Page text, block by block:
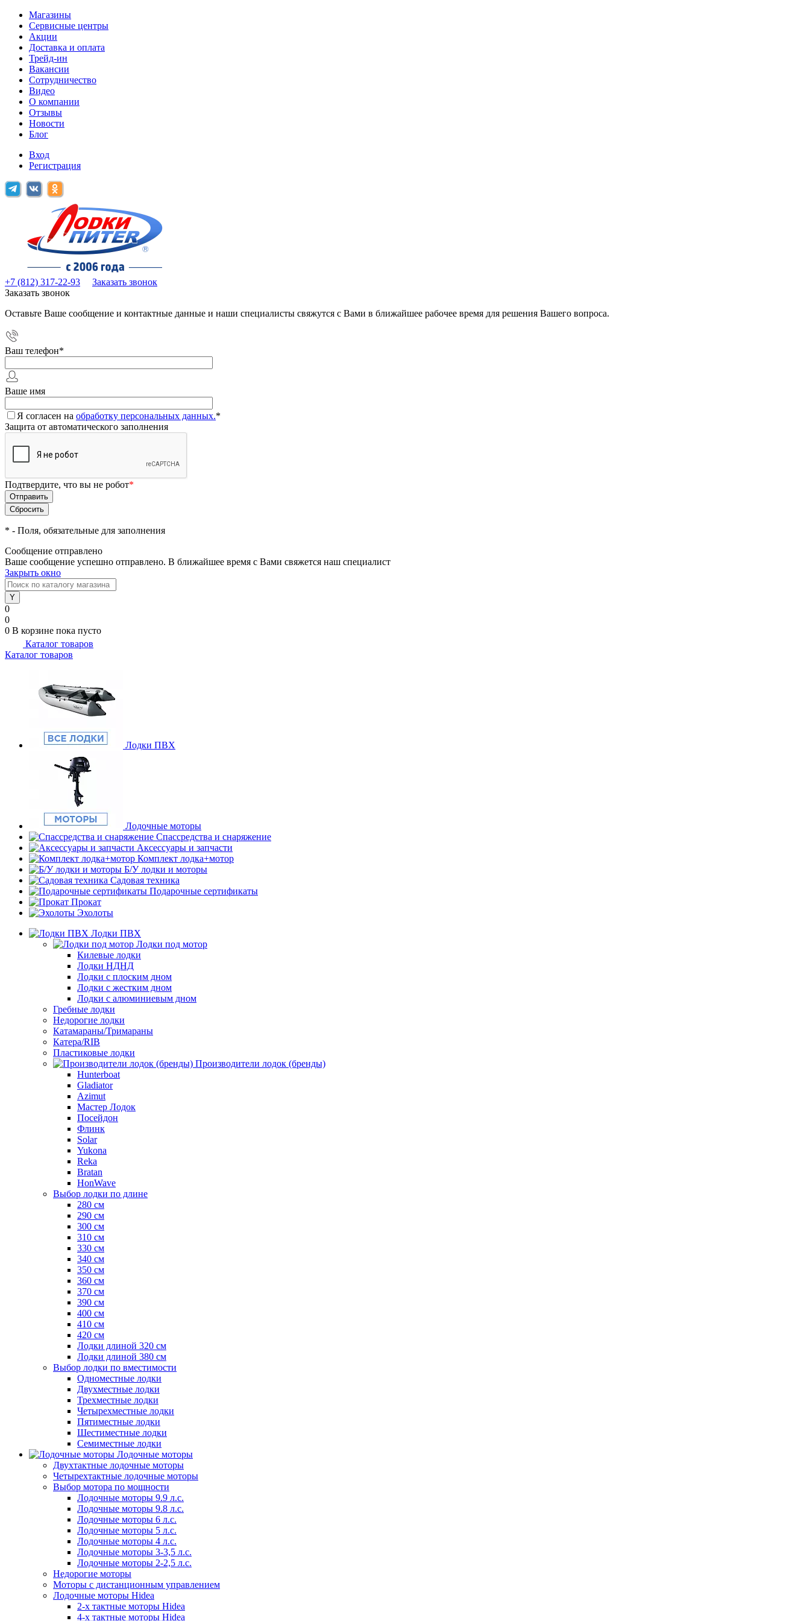
Магазины
Сервисные центры
Акции
Доставка и оплата
Трейд-ин
Вакансии
Сотрудничество
Видео
О компании
Отзывы
Новости
Блог
Вход
Регистрация
+7 (812) 317-22-93
Заказать звонок
Заказать звонок
Оставьте Ваше сообщение и контактные данные и наши специалисты свяжутся с Вами в ближайшее рабочее время для решения Вашего вопроса.
Ваш телефон*
Ваше имя
Я согласен на обработку персональных данных.*
Защита от автоматического заполнения
Подтвердите, что вы не робот*
* - Поля, обязательные для заполнения
Сообщение отправлено
Ваше сообщение успешно отправлено. В ближайшее время с Вами свяжется наш специалист
Закрыть окно
0
0
0 В корзине пока пусто
Каталог товаров
Каталог товаров
Лодки ПВХ
Лодочные моторы
Спассредства и снаряжение
Аксессуары и запчасти
Комплект лодка+мотор
Б/У лодки и моторы
Садовая техника
Подарочные сертификаты
Прокат
Эхолоты
Лодки ПВХ
Лодки под мотор
Килевые лодки
Лодки НДНД
Лодки с плоским дном
Лодки с жестким дном
Лодки с алюминиевым дном
Гребные лодки
Недорогие лодки
Катамараны/Тримараны
Катера/RIB
Пластиковые лодки
Производители лодок (бренды)
Hunterboat
Gladiator
Azimut
Мастер Лодок
Посейдон
Флинк
Solar
Yukona
Reka
Bratan
HonWave
Выбор лодки по длине
280 см
290 см
300 см
310 см
330 см
340 см
350 см
360 см
370 см
390 см
400 см
410 см
420 см
Лодки длиной 320 см
Лодки длиной 380 см
Выбор лодки по вместимости
Одноместные лодки
Двухместные лодки
Трехместные лодки
Четырехместные лодки
Пятиместные лодки
Шестиместные лодки
Семиместные лодки
Лодочные моторы
Двухтактные лодочные моторы
Четырехтактные лодочные моторы
Выбор мотора по мощности
Лодочные моторы 9.9 л.с.
Лодочные моторы 9.8 л.с.
Лодочные моторы 6 л.с.
Лодочные моторы 5 л.с.
Лодочные моторы 4 л.с.
Лодочные моторы 3-3,5 л.с.
Лодочные моторы 2-2,5 л.с.
Недорогие моторы
Моторы с дистанционным управлением
Лодочные моторы Hidea
2-х тактные моторы Hidea
4-х тактные моторы Hidea